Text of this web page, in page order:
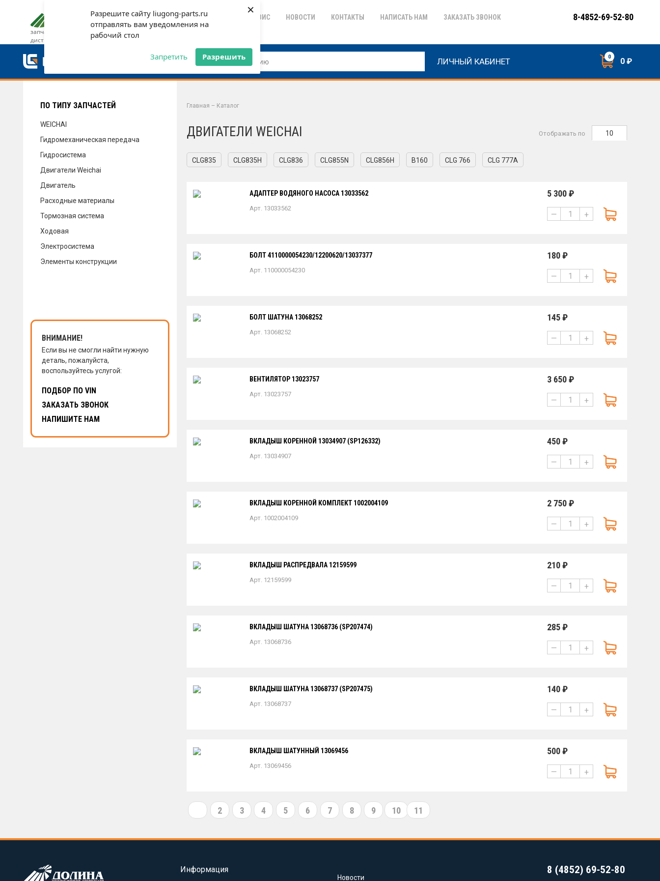
Разрешите сайту liugong-parts.ru
отправлять вам уведомления на
рабочий стол
Запретить Разрешить
×
запчасти от официального
дистрибьютора
ДОСТАВКА И ОПЛАТА ГАРАНТИЯ СЕРВИС НОВОСТИ КОНТАКТЫ НАПИСАТЬ НАМ ЗАКАЗАТЬ ЗВОНОК
ДОСТАВКА И ОПЛАТА
СЕРВИС
ЗАКАЗАТЬ ЗВОНОК
8-4852-69-52-80
ЛИЧНЫЙ КАБИНЕТ 0 0 ₽
ПО ТИПУ ЗАПЧАСТЕЙ
WEICHAI
Гидромеханическая передача
Гидросистема
Двигатели Weichai
Двигатель
Расходные материалы
Тормозная система
Ходовая
Электросистема
Элементы конструкции
ВНИМАНИЕ!
Если вы не смогли найти нужную
деталь, пожалуйста,
воспользуйтесь услугой:
ПОДБОР ПО VIN
ЗАКАЗАТЬ ЗВОНОК
НАПИШИТЕ НАМ
Главная – Каталог
ДВИГАТЕЛИ WEICHAI Отображать по 10
CLG835 CLG835H CLG836 CLG855N CLG856H B160 CLG 766 CLG 777A
АДАПТЕР ВОДЯНОГО НАСОСА 13033562
Арт. 13033562
5 300 ₽
— +
БОЛТ 4110000054230/12200620/13037377
Арт. 110000054230
180 ₽
— +
БОЛТ ШАТУНА 13068252
Арт. 13068252
145 ₽
— +
ВЕНТИЛЯТОР 13023757
Арт. 13023757
3 650 ₽
— +
ВКЛАДЫШ КОРЕННОЙ 13034907 (SP126332)
Арт. 13034907
450 ₽
— +
ВКЛАДЫШ КОРЕННОЙ КОМПЛЕКТ 1002004109
Арт. 1002004109
2 750 ₽
— +
ВКЛАДЫШ РАСПРЕДВАЛА 12159599
Арт. 12159599
210 ₽
— +
ВКЛАДЫШ ШАТУНА 13068736 (SP207474)
Арт. 13068736
285 ₽
— +
ВКЛАДЫШ ШАТУНА 13068737 (SP207475)
Арт. 13068737
140 ₽
— +
ВКЛАДЫШ ШАТУННЫЙ 13069456
Арт. 13069456
500 ₽
— +
2 3 4 5 6 7 8 9 10 11
Информация
Новости
8 (4852) 69-52-80